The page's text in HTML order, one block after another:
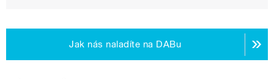
Jak nás naladíte na DABu